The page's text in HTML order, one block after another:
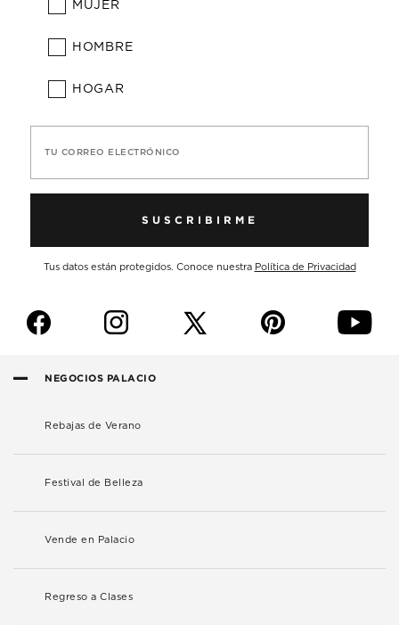
MUJER
HOMBRE
HOGAR
TU CORREO ELECTRÓNICO
SUSCRIBIRME
Tus datos están protegidos. Conoce nuestra Política de Privacidad
f i p y
NEGOCIOS PALACIO
Rebajas de Verano
Festival de Belleza
Vende en Palacio
Regreso a Clases